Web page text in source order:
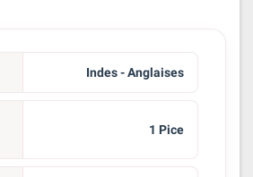
Indes - Anglaises
1 Pice